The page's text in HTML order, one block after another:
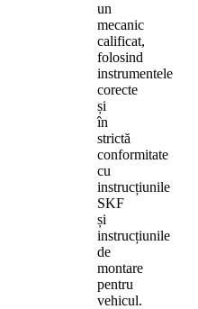
un
mecanic
calificat,
folosind
instrumentele
corecte
și
în
strictă
conformitate
cu
instrucțiunile
SKF
și
instrucțiunile
de
montare
pentru
vehicul.